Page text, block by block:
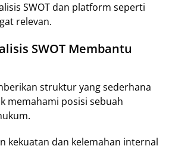
SWOT dan platform seperti
relevan.
SWOT Membantu
struktur yang sederhana
memahami posisi sebuah
kekuatan dan kelemahan internal